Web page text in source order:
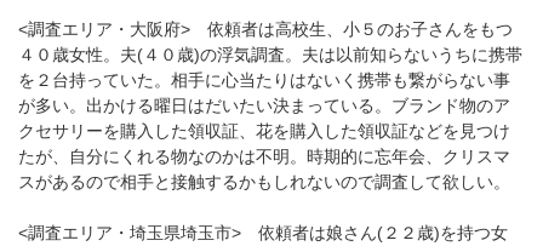
<調査エリア・大阪府> 依頼者は高校生、小５のお子さんをもつ
４０歳女性。夫(４０歳)の浮気調査。夫は以前知らないうちに携帯
を２台持っていた。相手に心当たりはないく携帯も繋がらない事
が多い。出かける曜日はだいたい決まっている。ブランド物のア
クセサリーを購入した領収証、花を購入した領収証などを見つけ
たが、自分にくれる物なのかは不明。時期的に忘年会、クリスマ
スがあるので相手と接触するかもしれないので調査して欲しい。
<調査エリア・埼玉県埼玉市> 依頼者は娘さん(２２歳)を持つ女